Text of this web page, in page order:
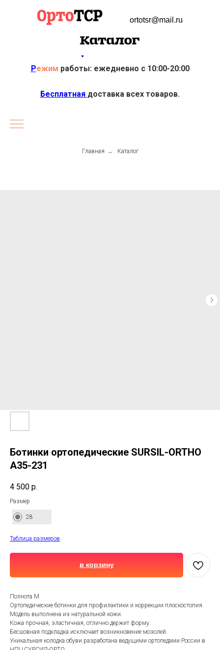
ortotsr@mail.ru
Режим работы: ежедневно с 10:00-20:00
Бесплатная доставка всех товаров.
Главная → Каталог
Ботинки ортопедические SURSIL-ORTHO
A35-231
4 500 р.
Размер
28
Таблица размеров
в корзину
Полнота М.
Ортопедические ботинки для профилактики и коррекции плоскостопия.
Модель выполнена из натуральной кожи.
Кожа прочная, эластичная, отлично держит форму.
Бесшовная подкладка исключает возникновение мозолей.
Уникальная колодка обуви разработана ведущими ортопедами России в